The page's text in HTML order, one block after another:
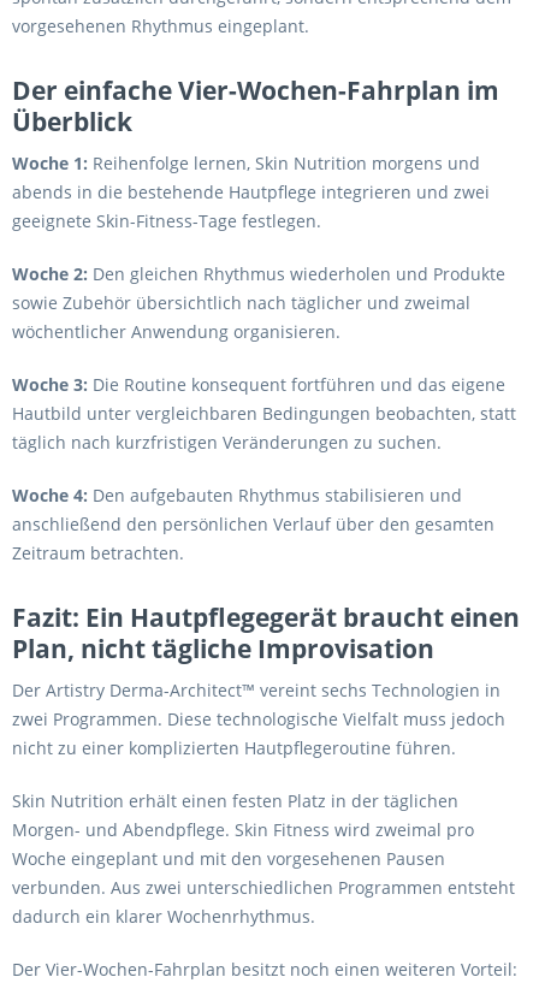
vorgesehenen Rhythmus eingeplant.
Der einfache Vier-Wochen-Fahrplan im
Überblick
Woche 1: Reihenfolge lernen, Skin Nutrition morgens und
abends in die bestehende Hautpflege integrieren und zwei
geeignete Skin-Fitness-Tage festlegen.
Woche 2: Den gleichen Rhythmus wiederholen und Produkte
sowie Zubehör übersichtlich nach täglicher und zweimal
wöchentlicher Anwendung organisieren.
Woche 3: Die Routine konsequent fortführen und das eigene
Hautbild unter vergleichbaren Bedingungen beobachten, statt
täglich nach kurzfristigen Veränderungen zu suchen.
Woche 4: Den aufgebauten Rhythmus stabilisieren und
anschließend den persönlichen Verlauf über den gesamten
Zeitraum betrachten.
Fazit: Ein Hautpflegegerät braucht einen
Plan, nicht tägliche Improvisation
Der Artistry Derma-Architect™ vereint sechs Technologien in
zwei Programmen. Diese technologische Vielfalt muss jedoch
nicht zu einer komplizierten Hautpflegeroutine führen.
Skin Nutrition erhält einen festen Platz in der täglichen
Morgen- und Abendpflege. Skin Fitness wird zweimal pro
Woche eingeplant und mit den vorgesehenen Pausen
verbunden. Aus zwei unterschiedlichen Programmen entsteht
dadurch ein klarer Wochenrhythmus.
Der Vier-Wochen-Fahrplan besitzt noch einen weiteren Vorteil: